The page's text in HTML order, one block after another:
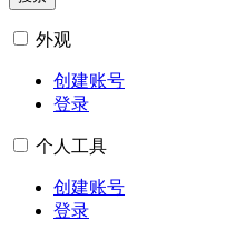
外观
创建账号
登录
个人工具
创建账号
登录